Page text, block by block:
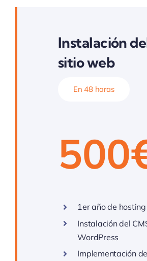
Instalación
sitio web
En 48 horas
1er año de
Instalación del
WordPress
Implementación